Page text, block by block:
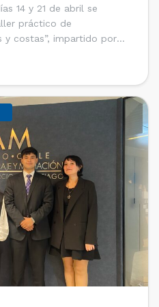
14 y 21 de abril se
práctico de
y costas”, impartido por
y Magíster en Economía
y María Luisa Petitpas